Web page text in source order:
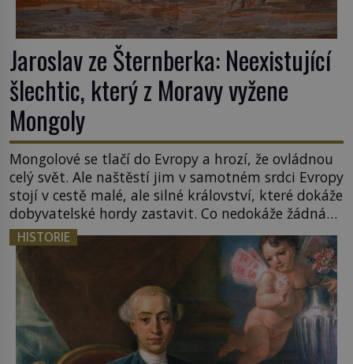
Jaroslav ze Šternberka: Neexistující
šlechtic, který z Moravy vyžene
Mongoly
Mongolové se tlačí do Evropy a hrozí, že ovládnou
celý svět. Ale naštěstí jim v samotném srdci Evropy
stojí v cestě malé, ale silné království, které dokáže
dobyvatelské hordy zastavit. Co nedokáže žádná
z asijských říší, co nedokážou Němci – to dokáže
český král. Nebo že by ne? Mongolové od roku 1223
postupují podél Kaspického a Azovského moře, […]
HISTORIE